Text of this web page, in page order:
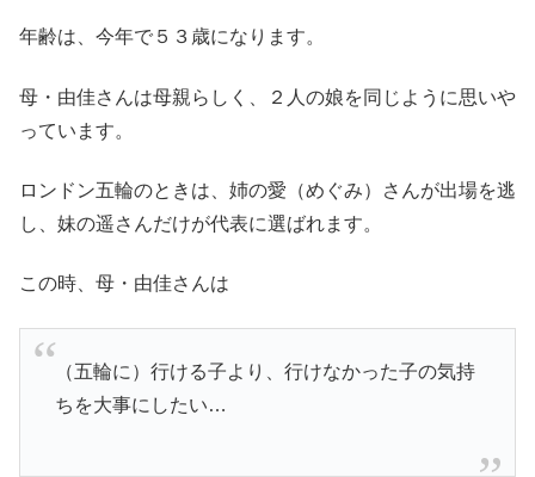
年齢は、今年で５３歳になります。
母・由佳さんは母親らしく、２人の娘を同じように思いや
っています。
ロンドン五輪のときは、姉の愛（めぐみ）さんが出場を逃
し、妹の遥さんだけが代表に選ばれます。
この時、母・由佳さんは
（五輪に）行ける子より、行けなかった子の気持
ちを大事にしたい…